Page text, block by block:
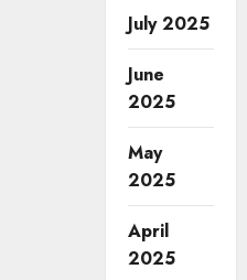
July 2025
June
2025
May
2025
April
2025